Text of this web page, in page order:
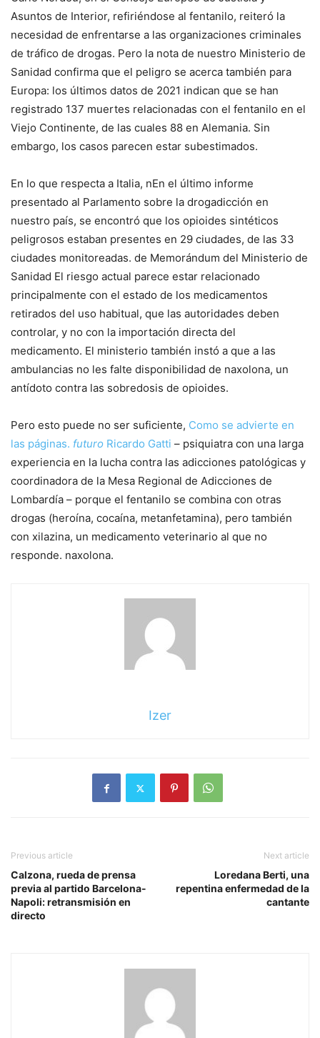
Asuntos de Interior, refiriéndose al fentanilo, reiteró la
necesidad de enfrentarse a las organizaciones criminales
de tráfico de drogas. Pero la nota de nuestro Ministerio de
Sanidad confirma que el peligro se acerca también para
Europa: los últimos datos de 2021 indican que se han
registrado 137 muertes relacionadas con el fentanilo en el
Viejo Continente, de las cuales 88 en Alemania. Sin
embargo, los casos parecen estar subestimados.
En lo que respecta a Italia, nEn el último informe
presentado al Parlamento sobre la drogadicción en
nuestro país, se encontró que los opioides sintéticos
peligrosos estaban presentes en 29 ciudades, de las 33
ciudades monitoreadas. de Memorándum del Ministerio de
Sanidad El riesgo actual parece estar relacionado
principalmente con el estado de los medicamentos
retirados del uso habitual, que las autoridades deben
controlar, y no con la importación directa del
medicamento. El ministerio también instó a que a las
ambulancias no les falte disponibilidad de naxolona, ​​un
antídoto contra las sobredosis de opioides.
Pero esto puede no ser suficiente, Como se advierte en
las páginas. futuro Ricardo Gatti – psiquiatra con una larga
experiencia en la lucha contra las adicciones patológicas y
coordinadora de la Mesa Regional de Adicciones de
Lombardía – porque el fentanilo se combina con otras
drogas (heroína, cocaína, metanfetamina), pero también
con xilazina, un medicamento veterinario al que no
responde. naxolona.
Izer
Previous article
Calzona, rueda de prensa
previa al partido Barcelona-
Napoli: retransmisión en
directo
Next article
Loredana Berti, una
repentina enfermedad de la
cantante